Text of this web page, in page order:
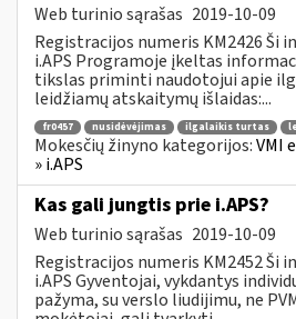
Web turinio sąrašas 2019-10-09
Registracijos numeris KM2426 Ši
i.APS Programoje įkeltas
tikslas priminti naudotojui apie
leidžiamų atskaitymų išlaidas:...
fr0457 nusidėvėjimas ilgalaikis turtas
Mokesčių žinyno kategorijos:VMI
» i.APS
Kas gali jungtis prie i.APS?
Web turinio sąrašas 2019-10-09
Registracijos numeris KM2452 Ši
i.APS Gyventojai, vykdantys
pažyma, su verslo liudijimu, ne